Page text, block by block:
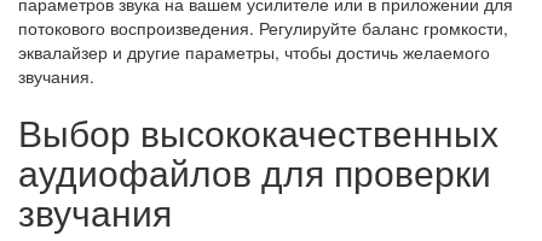
потокового воспроизведения. Регулируйте баланс громкости,
эквалайзер и другие параметры, чтобы достичь желаемого
звучания.
Выбор высококачественных
аудиофайлов для проверки
звучания